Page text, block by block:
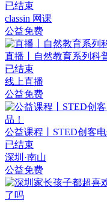
已结束
classin 网课
公益免费
直播丨自然教育系列科
已结束
线上直播
公益免费
公益课程丨STED创客
已结束
深圳·南山
公益免费